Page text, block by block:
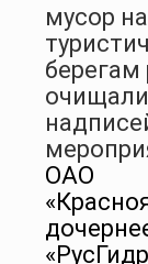
мусор
берегам
ОАО